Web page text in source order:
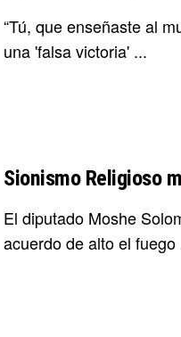
“Tú, que enseñaste al
una 'falsa victoria' ...
Sionismo Religioso
El diputado Moshe
acuerdo de alto el fuego